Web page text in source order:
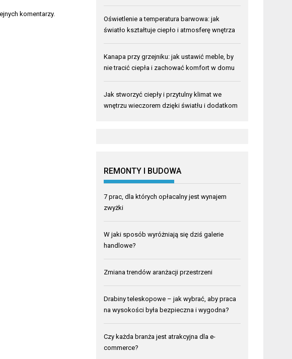
komentarzy.
Oświetlenie a temperatura barwowa: jak
światło kształtuje ciepło i atmosferę wnętrza
Kanapa przy grzejniku: jak ustawić meble, by
nie tracić ciepła i zachować komfort w domu
Jak stworzyć ciepły i przytulny klimat we
wnętrzu wieczorem dzięki światłu i dodatkom
REMONTY I BUDOWA
7 prac, dla których opłacalny jest wynajem
zwyżki
W jaki sposób wyróżniają się dziś galerie
handlowe?
Zmiana trendów aranżacji przestrzeni
Drabiny teleskopowe – jak wybrać, aby praca
na wysokości była bezpieczna i wygodna?
Czy każda branża jest atrakcyjna dla e-
commerce?